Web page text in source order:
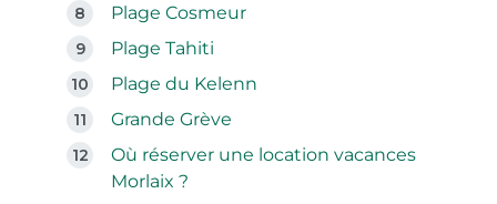
Plage Cosmeur
Plage Tahiti
Plage du Kelenn
Grande Grève
Où réserver une location vacances
Morlaix ?